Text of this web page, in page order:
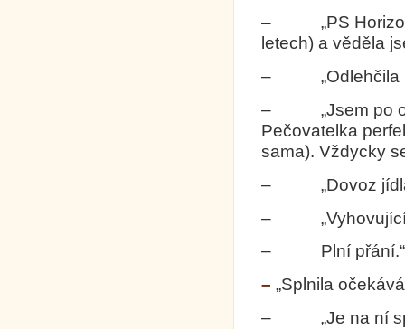
– „PS Horizont
letech) a věděla
– „Odlehčila
– „Jsem po
Pečovatelka
sama). Vždycky
– „Dovoz jídla
–
– Plní přání.“
– „Splnila
– „Je na ní